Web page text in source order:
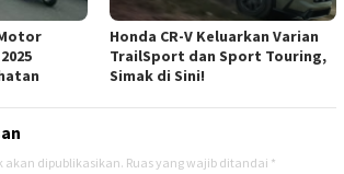
Honda CR-V Keluarkan Varian
TrailSport dan Sport Touring,
Simak di Sini!
akan dipublikasikan. Ruas yang wajib ditandai *